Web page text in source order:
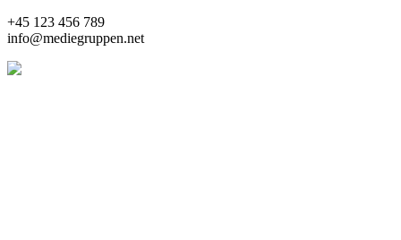
+45 123 456 789
info@mediegruppen.net